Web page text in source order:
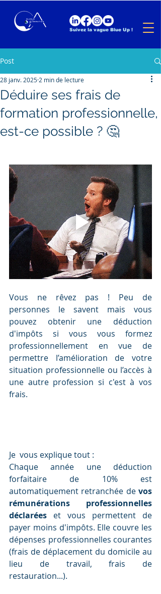
Suivez la vague Blue Up !
Post
Déduire ses frais de
formation professionnelle,
est-ce possible ? 🤔
28 janv. 2025 2 min de lecture
Vous ne rêvez pas ! Peu de
personnes le savent mais vous
pouvez obtenir une déduction
d'impôts si vous vous formez
professionnellement en vue de
permettre l’amélioration de votre
situation professionnelle ou l’accès à
une autre profession si c'est à vos
frais.
Je  vous explique tout :
Chaque année une déduction
forfaitaire de 10% est
automatiquement retranchée de vos
rémunérations professionnelles
déclarées et vous permettent de
payer moins d'impôts. Elle couvre les
dépenses professionnelles courantes
(frais de déplacement du domicile au
lieu de travail, frais de
restauration...).